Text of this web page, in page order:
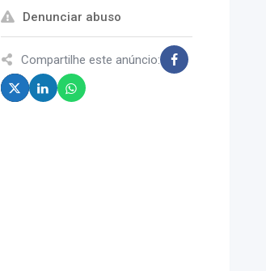
Denunciar abuso
Compartilhe este anúncio: